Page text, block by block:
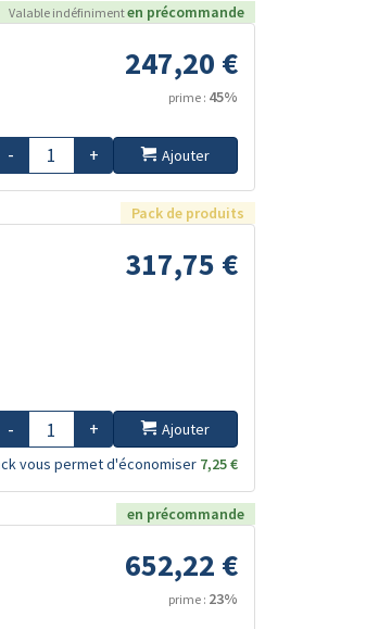
Valable indéfinimenten précommande
247,20 €
prime : 45%
- + Ajouter
Pack de produits
317,75 €
- +
Ajouter
vous permet d'économiser 7,25 €
en précommande
652,22 €
prime : 23%